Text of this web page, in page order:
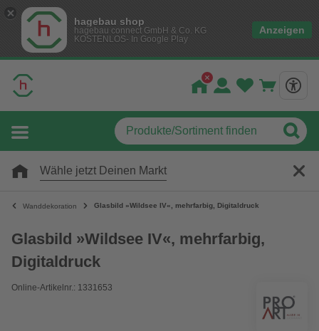
hagebau shop
hagebau connect GmbH & Co. KG
KOSTENLOS- In Google Play
Anzeigen
Wähle jetzt Deinen Markt
Wanddekoration Glasbild »Wildsee IV«, mehrfarbig, Digitaldruck
Glasbild »Wildsee IV«, mehrfarbig,
Digitaldruck
Online-Artikelnr.: 1331653